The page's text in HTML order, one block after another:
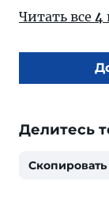
Читать все 4
Делитесь